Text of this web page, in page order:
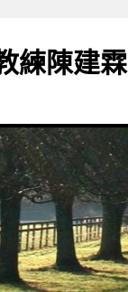
練陳建霖